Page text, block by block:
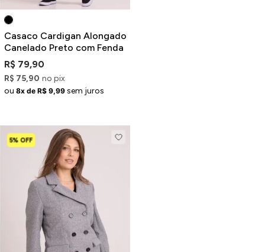
Casaco Cardigan Alongado
Canelado Preto com Fenda
R$ 79,90
R$ 75,90 no pix
ou 8x de R$ 9,99 sem juros
5% OFF